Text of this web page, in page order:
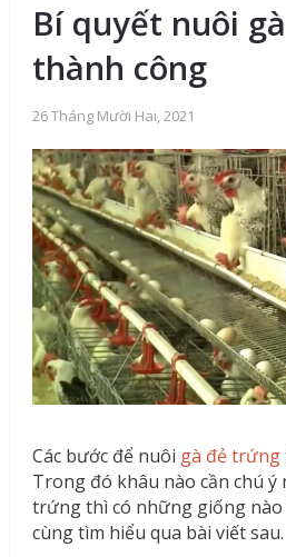
Bí quyết nuôi
thành công
26 Tháng Mười Hai, 2021
Các bước để nuôi gà đẻ trứng
Trong đó khâu nào cần chú ý
trứng thì có những giống nào
cùng tìm hiểu qua bài viết sau.